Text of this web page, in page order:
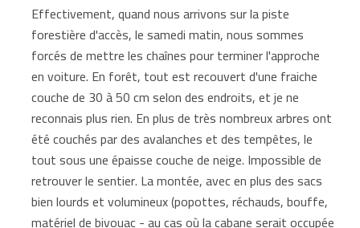
Effectivement, quand nous arrivons sur la piste
forestière d'accès, le samedi matin, nous sommes
forcés de mettre les chaînes pour terminer l'approche
en voiture. En forêt, tout est recouvert d'une fraiche
couche de 30 à 50 cm selon des endroits, et je ne
reconnais plus rien. En plus de très nombreux arbres ont
été couchés par des avalanches et des tempêtes, le
tout sous une épaisse couche de neige. Impossible de
retrouver le sentier. La montée, avec en plus des sacs
bien lourds et volumineux (popottes, réchauds, bouffe,
matériel de bivouac - au cas où la cabane serait occupée